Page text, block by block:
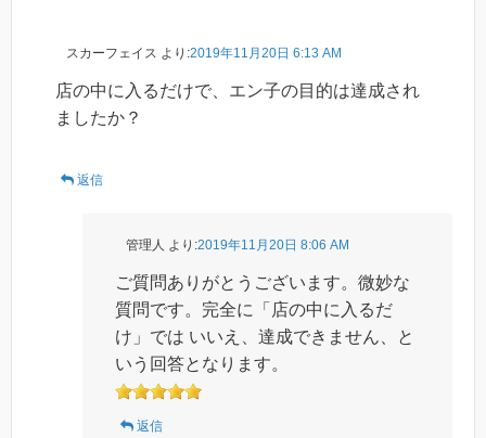
スカーフェイス より:2019年11月20日 6:13 AM
店の中に入るだけで、エン子の目的は達成され
ましたか？
返信
管理人 より:2019年11月20日 8:06 AM
ご質問ありがとうございます。微妙な
質問です。完全に「店の中に入るだ
け」では いいえ、達成できません、と
いう回答となります。
返信